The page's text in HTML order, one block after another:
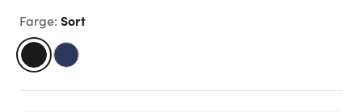
Farge: Sort